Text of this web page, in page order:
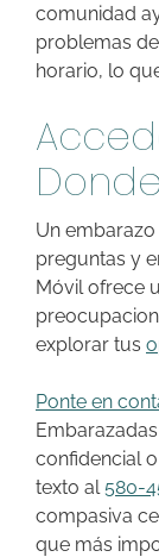
comunidad
problemas
horario, lo
Un
preguntas y
Móvil ofrece
explorar tus
Ponte en
confidencial
texto al 580-
compasiva
que más